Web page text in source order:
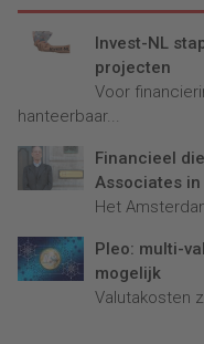
Invest-NL
projecten
Voor
hanteerbaar...
Financieel
Associates
Het
Pleo: multi-
mogelijk
Valutakosten